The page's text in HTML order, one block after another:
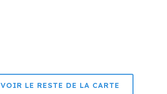
VOIR LE RESTE DE LA CARTE